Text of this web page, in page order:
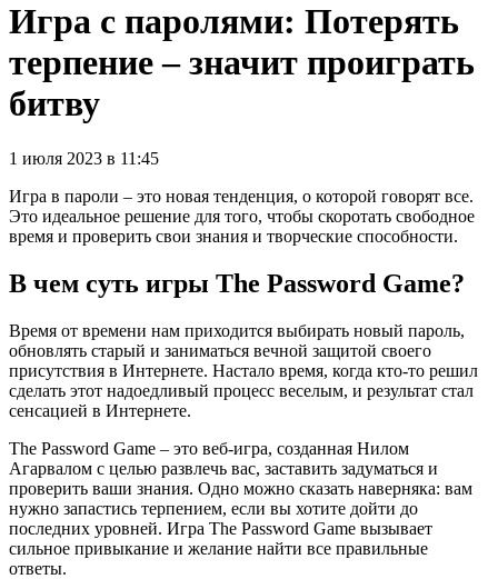
Игра с паролями: Потерять
терпение – значит проиграть
битву
1 июля 2023 в 11:45
Игра в пароли – это новая тенденция, о которой говорят все.
Это идеальное решение для того, чтобы скоротать свободное
время и проверить свои знания и творческие способности.
В чем суть игры The Password Game?
Время от времени нам приходится выбирать новый пароль,
обновлять старый и заниматься вечной защитой своего
присутствия в Интернете. Настало время, когда кто-то решил
сделать этот надоедливый процесс веселым, и результат стал
сенсацией в Интернете.
The Password Game – это веб-игра, созданная Нилом
Агарвалом с целью развлечь вас, заставить задуматься и
проверить ваши знания. Одно можно сказать наверняка: вам
нужно запастись терпением, если вы хотите дойти до
последних уровней. Игра The Password Game вызывает
сильное привыкание и желание найти все правильные
ответы.